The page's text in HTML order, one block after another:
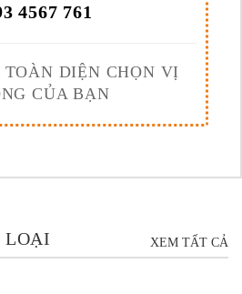
4567 761
TOÀN DIỆN CHỌN VỊ
CỦA BẠN
LOẠI XEM TẤT CẢ